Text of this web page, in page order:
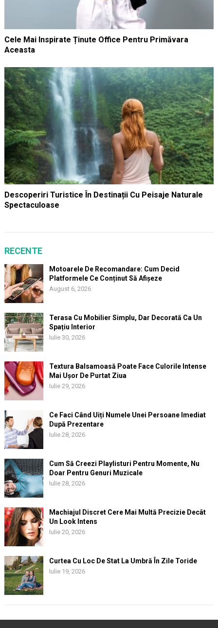
Cele Mai Inspirate Ținute Office Pentru Primăvara
Aceasta
Descoperiri Turistice În Destinații Cu Peisaje Naturale
Spectaculoase
RECENTE
Motoarele De Recomandare: Cum Decid
Platformele Ce Conținut Să Afișeze
August 6, 2026
Terasa Cu Mobilier Simplu, Dar Decorată Ca Un
Spațiu Interior
Iulie 30, 2026
Textura Balsamoasă Poate Face Culorile Intense
Mai Ușor De Purtat Ziua
Iulie 29, 2026
Ce Faci Când Uiți Numele Unei Persoane Imediat
După Prezentare
Iulie 28, 2026
Cum Să Creezi Playlisturi Pentru Momente, Nu
Doar Pentru Genuri Muzicale
Iulie 28, 2026
Machiajul Discret Cere Mai Multă Precizie Decât
Un Look Intens
Iulie 20, 2026
Curtea Cu Loc De Stat La Umbră În Zile Toride
Iulie 19, 2026